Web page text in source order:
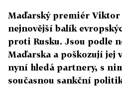
Maďarský premiér
nejnovější balík
proti Rusku. Jsou podle
Maďarska a poškozují jej
nyní hledá partnery, s
současnou sankční